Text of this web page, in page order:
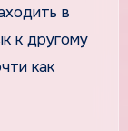
в
к другому
как